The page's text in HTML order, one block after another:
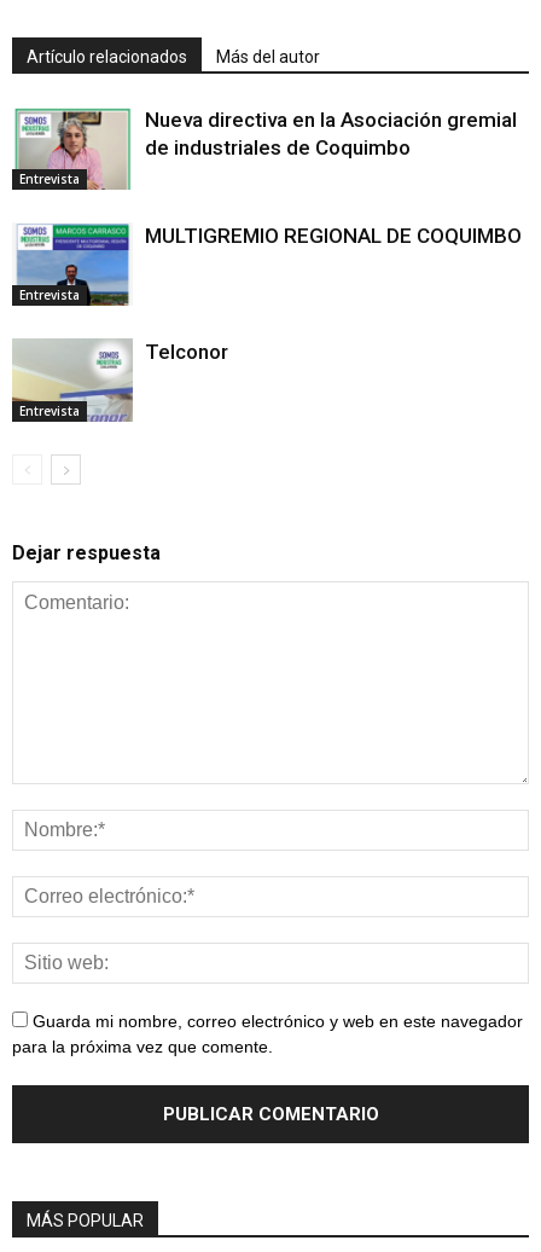
Artículo relacionados Más del autor
Entrevista
Nueva directiva en la Asociación gremial
de industriales de Coquimbo
Entrevista
MULTIGREMIO REGIONAL DE COQUIMBO
Entrevista
Telconor
Dejar respuesta
Guarda mi nombre, correo electrónico y web en este navegador
para la próxima vez que comente.
MÁS POPULAR